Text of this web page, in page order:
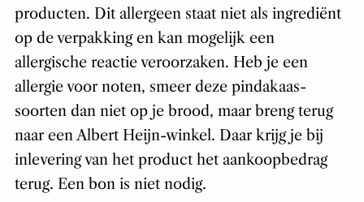
producten. Dit allergeen staat niet als ingrediënt
op de verpakking en kan mogelijk een
allergische reactie veroorzaken. Heb je een
allergie voor noten, smeer deze pindakaas-
soorten dan niet op je brood, maar breng terug
naar een Albert Heijn-winkel. Daar krijg je bij
inlevering van het product het aankoopbedrag
terug. Een bon is niet nodig.